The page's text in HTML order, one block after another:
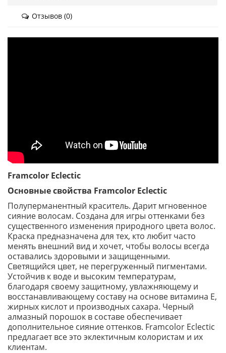
Отзывов (0)
Framcolor Eclectic
Основные свойства Framcolor Eclectic
Полуперманентный краситель. Дарит мгновенное
сияние волосам. Создана для игры оттенками без
существенного изменения природного цвета волос.
Краска предназначена для тех, кто любит часто
менять внешний вид и хочет, чтобы волосы всегда
оставались здоровыми и защищенными.
Светящийся цвет, не перегруженный пигментами.
Устойчив к воде и высоким температурам,
благодаря своему защитному, увлажняющему и
восстанавливающему составу на основе витамина Е,
жирных кислот и производных сахара. Черный
алмазный порошок в составе обеспечивает
дополнительное сияние оттенков. Framcolor Eclectic
предлагает все это эклектичным колористам и их
клиентам.